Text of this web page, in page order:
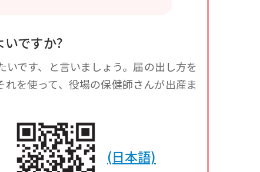
ですか?
です、と言いましょう。届の出し方を
を使って、役場の保健師さんが出産ま
(日本語)